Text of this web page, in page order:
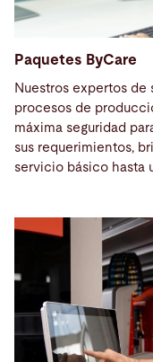
Paquetes ByCare
Nuestros expertos
procesos de
máxima seguridad
sus requerimientos,
servicio básico hasta